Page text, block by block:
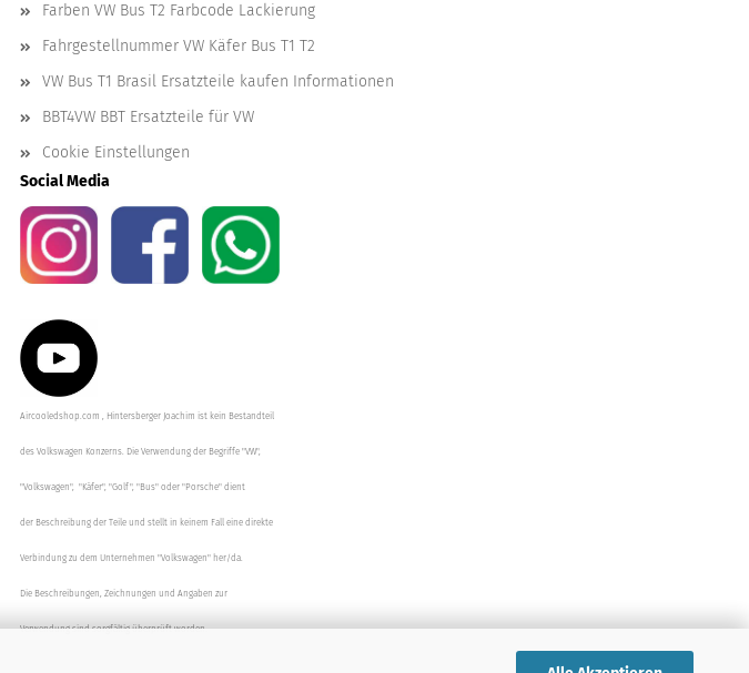
Farben VW Bus T2 Farbcode Lackierung
Fahrgestellnummer VW Käfer Bus T1 T2
VW Bus T1 Brasil Ersatzteile kaufen Informationen
BBT4VW BBT Ersatzteile für VW
Cookie Einstellungen
Social Media
Aircooledshop.com , Hintersberger Joachim ist kein Bestandteil
des Volkswagen Konzerns. Die Verwendung der Begriffe "VW",
"Volkswagen", "Käfer", "Golf", "Bus" oder "Porsche" dient
der Beschreibung der Teile und stellt in keinem Fall eine direkte
Verbindung zu dem Unternehmen "Volkswagen" her/da.
Die Beschreibungen, Zeichnungen und Angaben zur
Verwendung sind sorgfältig überprüft worden.